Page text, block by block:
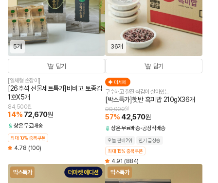
5개
담기
[일체형 손잡이]
[26추석 선물세트특가]비비고 토종김
1호X5개
84,500원
14% 72,670원
상온무료배송
최대 10% 중복쿠폰
4.78 (100)
36개
담기
더세페
구수하고 찰진 식감이 살아있는
[박스특가]햇반 흑미밥 210gX36개
99,000원
57% 42,570원
상온무료배송 공장직배송
오늘 판매2위
인기 급상승
최대 15% 중복쿠폰
4.91 (884)
박스특가
박스특가